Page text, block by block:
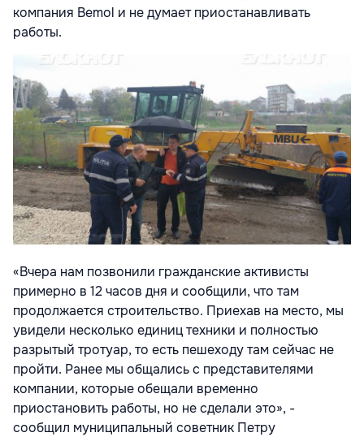
компания Bemol и не думает приостанавливать
работы.
«Вчера нам позвонили гражданские активисты
примерно в 12 часов дня и сообщили, что там
продолжается строительство. Приехав на место, мы
увидели несколько единиц техники и полностью
разрытый тротуар, то есть пешеходу там сейчас не
пройти. Ранее мы общались с представителями
компании, которые обещали временно
приостановить работы, но не сделали это», -
сообщил муниципальный советник Петру